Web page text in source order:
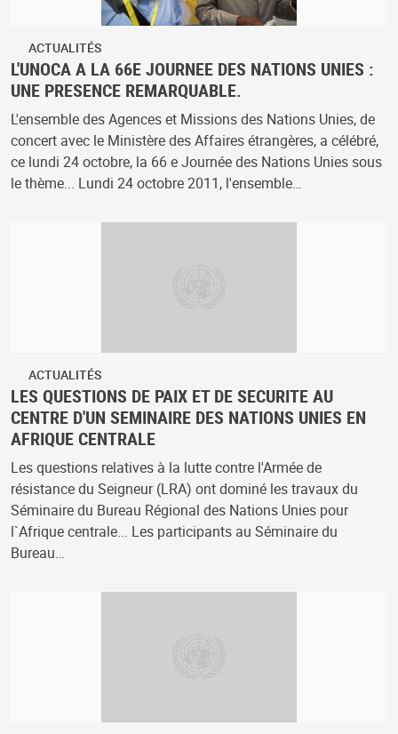
ACTUALITÉS
L'UNOCA A LA 66E JOURNEE DES NATIONS UNIES :
UNE PRESENCE REMARQUABLE.
L'ensemble des Agences et Missions des Nations Unies, de
concert avec le Ministère des Affaires étrangères, a célébré,
ce lundi 24 octobre, la 66 e Journée des Nations Unies sous
le thème... Lundi 24 octobre 2011, l'ensemble…
ACTUALITÉS
LES QUESTIONS DE PAIX ET DE SECURITE AU
CENTRE D'UN SEMINAIRE DES NATIONS UNIES EN
AFRIQUE CENTRALE
Les questions relatives à la lutte contre l'Armée de
résistance du Seigneur (LRA) ont dominé les travaux du
Séminaire du Bureau Régional des Nations Unies pour
l`Afrique centrale... Les participants au Séminaire du
Bureau…